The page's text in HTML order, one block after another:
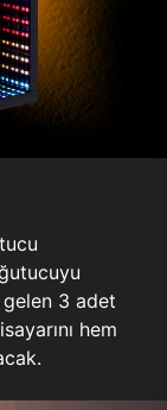
3 adet
hem